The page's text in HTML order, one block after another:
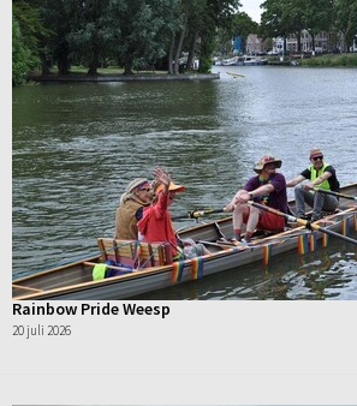
Rainbow Pride Weesp
20 juli 2026